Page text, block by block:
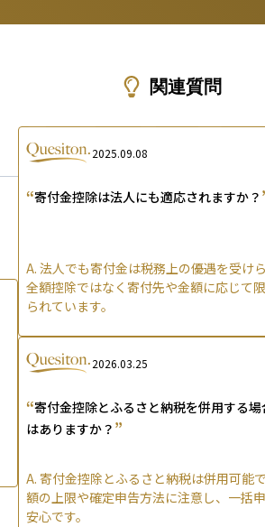
関連質問
2025.09.08
“寄付金控除は法人にも適応されますか？
A. 法人でも寄付金は税務上の優遇を受けら
全額控除ではなく寄付先や金額に応じて
られています。
2026.03.25
“寄付金控除とふるさと納税を併用する場
はありますか？ ”
A. 寄付金控除とふるさと納税は併用可能
額の上限や確定申告方法に注意し、一括
安心です。